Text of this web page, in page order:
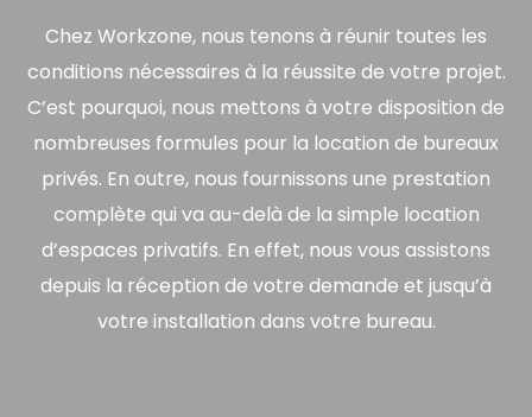
Chez Workzone, nous tenons à réunir toutes les
conditions nécessaires à la réussite de votre projet.
C’est pourquoi, nous mettons à votre disposition de
nombreuses formules pour la location de bureaux
privés. En outre, nous fournissons une prestation
complète qui va au-delà de la simple location
d’espaces privatifs. En effet, nous vous assistons
depuis la réception de votre demande et jusqu’à
votre installation dans votre bureau.